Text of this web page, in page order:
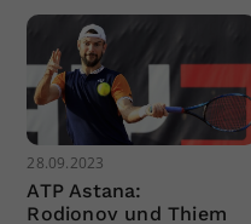
28.09.2023
ATP Astana:
Rodionov und Thiem